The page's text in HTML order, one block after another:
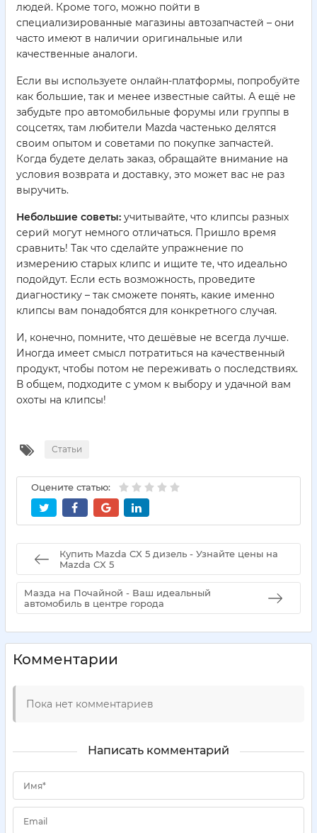
людей. Кроме того, можно пойти в
специализированные магазины автозапчастей – они
часто имеют в наличии оригинальные или
качественные аналоги.
Если вы используете онлайн-платформы, попробуйте
как большие, так и менее известные сайты. А ещё не
забудьте про автомобильные форумы или группы в
соцсетях, там любители Mazda частенько делятся
своим опытом и советами по покупке запчастей.
Когда будете делать заказ, обращайте внимание на
условия возврата и доставку, это может вас не раз
выручить.
Небольшие советы: учитывайте, что клипсы разных
серий могут немного отличаться. Пришло время
сравнить! Так что сделайте упражнение по
измерению старых клипс и ищите те, что идеально
подойдут. Если есть возможность, проведите
диагностику – так сможете понять, какие именно
клипсы вам понадобятся для конкретного случая.
И, конечно, помните, что дешёвые не всегда лучше.
Иногда имеет смысл потратиться на качественный
продукт, чтобы потом не переживать о последствиях.
В общем, подходите с умом к выбору и удачной вам
охоты на клипсы!
Статьи
Оцените статью:
Купить Mazda CX 5 дизель - Узнайте цены на
Mazda CX 5
Мазда на Почайной - Ваш идеальный
автомобиль в центре города
Комментарии
Пока нет комментариев
Написать комментарий
Имя*
Email